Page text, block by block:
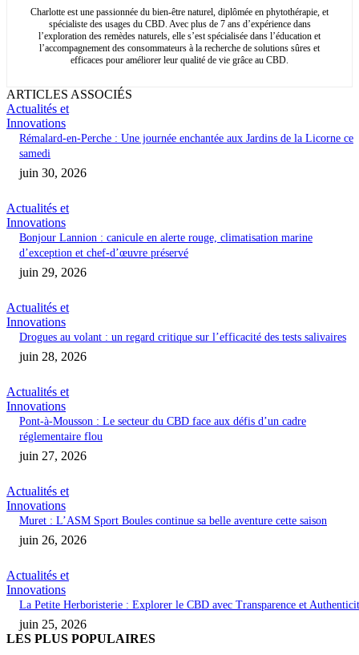
Charlotte est une passionnée du bien-être naturel, diplômée en phytothérapie, et
spécialiste des usages du CBD. Avec plus de 7 ans d’expérience dans
l’exploration des remèdes naturels, elle s’est spécialisée dans l’éducation et
l’accompagnement des consommateurs à la recherche de solutions sûres et
efficaces pour améliorer leur qualité de vie grâce au CBD.
ARTICLES ASSOCIÉS
Actualités et
Innovations
Rémalard-en-Perche : Une journée enchantée aux Jardins de la Licorne ce
samedi
juin 30, 2026
Actualités et
Innovations
Bonjour Lannion : canicule en alerte rouge, climatisation marine
d’exception et chef-d’œuvre préservé
juin 29, 2026
Actualités et
Innovations
Drogues au volant : un regard critique sur l’efficacité des tests salivaires
juin 28, 2026
Actualités et
Innovations
Pont-à-Mousson : Le secteur du CBD face aux défis d’un cadre
réglementaire flou
juin 27, 2026
Actualités et
Innovations
Muret : L’ASM Sport Boules continue sa belle aventure cette saison
juin 26, 2026
Actualités et
Innovations
La Petite Herboristerie : Explorer le CBD avec Transparence et
juin 25, 2026
LES PLUS POPULAIRES